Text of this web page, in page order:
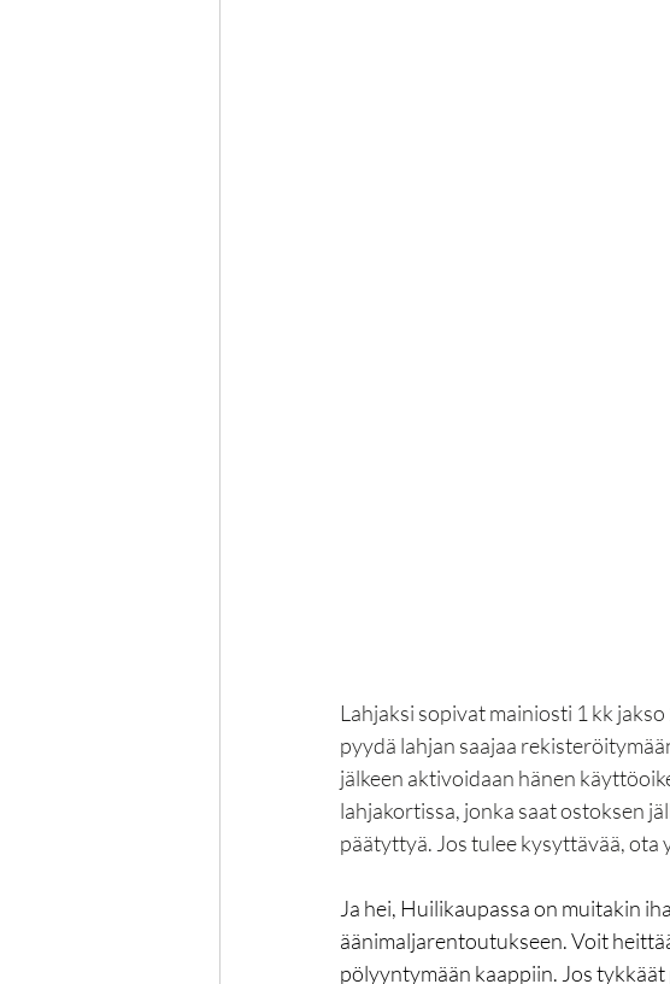
Lahjaksi sopivat mainiosti 1 kk
pyydä lahjan saajaa
jälkeen aktivoidaan hänen
lahjakortissa, jonka saat ostoksen
päätyttyä. Jos tulee kysyttävää, ota
Ja hei, Huilikaupassa on muitakin
äänimaljarentoutukseen. Voit
pölyyntymään kaappiin. Jos